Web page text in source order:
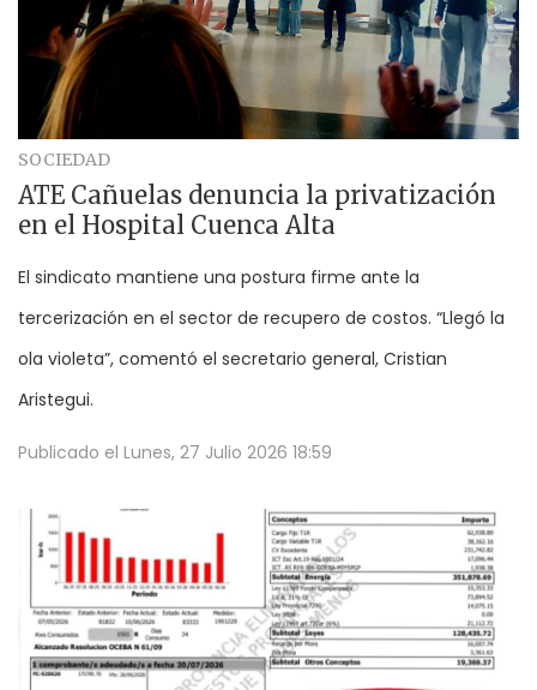
SOCIEDAD
ATE Cañuelas denuncia la privatización
en el Hospital Cuenca Alta
El sindicato mantiene una postura firme ante la
tercerización en el sector de recupero de costos. “Llegó la
ola violeta”, comentó el secretario general, Cristian
Aristegui.
Publicado el Lunes, 27 Julio 2026 18:59